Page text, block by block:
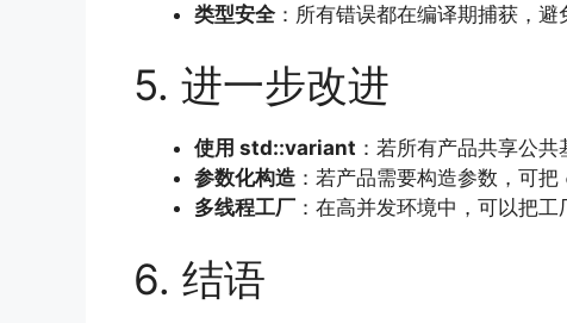
类型安全：所有错误都在编译期捕获，避
5. 进一步改进
使用 std::variant ：若所有产品共享公共
参数化构造 ：若产品需要构造参数，可把
多线程工厂 ：在高并发环境中，可以把
6. 结语